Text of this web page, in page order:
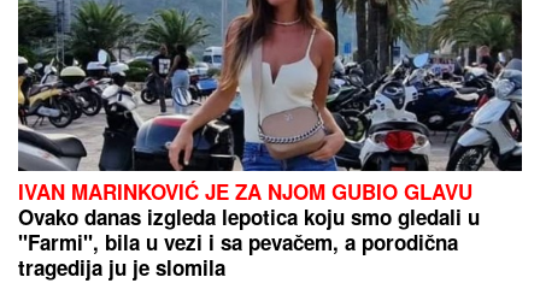
IVAN MARINKOVIĆ JE ZA NJOM GUBIO GLAVU
Ovako danas izgleda lepotica koju smo gledali u
"Farmi", bila u vezi i sa pevačem, a porodična
tragedija ju je slomila